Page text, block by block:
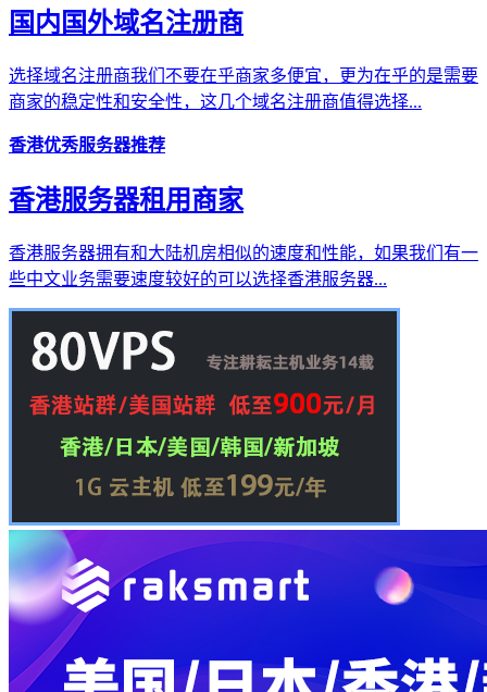
国内国外域名注册商
选择域名注册商我们不要在乎商家多便宜，更为在乎的是需要
商家的稳定性和安全性，这几个域名注册商值得选择...
香港优秀服务器推荐
香港服务器租用商家
香港服务器拥有和大陆机房相似的速度和性能，如果我们有一
些中文业务需要速度较好的可以选择香港服务器...